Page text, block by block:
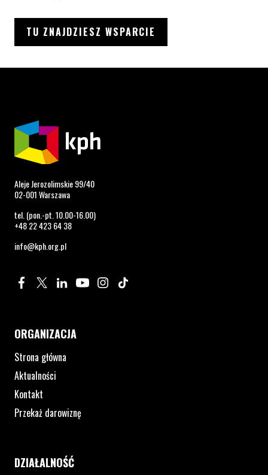
TU ZNAJDZIESZ WSPARCIE
Aleje Jerozolimskie 99/40
02-001 Warszawa
tel. (pon.-pt. 10.00-16.00)
+48 22 423 64 38
info@kph.org.pl
Profil na Facebook. Strona otwiera się w nowym oknie.
Profil na Twitter. Strona otwiera się w nowym oknie.
Profil na LinkedIn. Strona otwiera się w nowym oknie.
Profil na YouTube. Strona otwiera się w nowym
Profil na Instagram. Strona otwiera się
ORGANIZACJA
Strona główna
Aktualności
Kontakt
Przekaż darowiznę
DZIAŁALNOŚĆ